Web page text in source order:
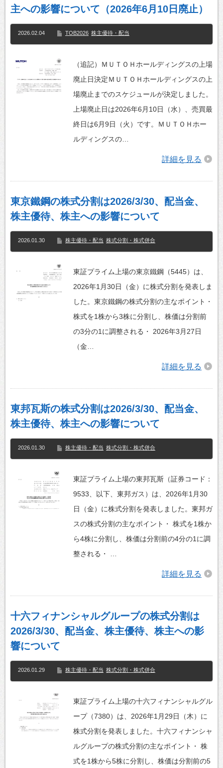
主への影響について（2026年6月10日廃止）
2026.02.04 TOB2026 株主優待・配当
（追記）ＭＵＴＯＨホールディングスの上場
廃止日決定ＭＵＴＯＨホールディングスの上
場廃止までのスケジュールが決定しました。
上場廃止日は2026年6月10日（水）、売買最
終日は6月9日（火）です。ＭＵＴＯＨホー
ルディングスの…
詳細を見る
東京鐵鋼の株式分割は2026/3/30、配当金、
株主優待、株主への影響について
2026.01.30 株主優待・配当 株式分割・株式併合
東証プライム上場の東京鐵鋼（5445）は、
2026年1月30日（金）に株式分割を発表しま
した。東京鐵鋼の株式分割の主なポイント・
株式を1株から3株に分割し、株価は分割前
の3分の1に調整される・ 2026年3月27日
（金…
詳細を見る
東邦瓦斯の株式分割は2026/3/30、配当金、
株主優待、株主への影響について
2026.01.30 株主優待・配当 株式分割・株式併合
東証プライム上場の東邦瓦斯（証券コード：
9533、以下、東邦ガス）は、2026年1月30
日（金）に株式分割を発表しました。東邦ガ
スの株式分割の主なポイント・ 株式を1株か
ら4株に分割し、株価は分割前の4分の1に調
整される・ …
詳細を見る
十六フィナンシャルグループの株式分割は
2026/3/30、配当金、株主優待、株主への影
響について
2026.01.29 株主優待・配当 株式分割・株式併合
東証プライム上場の十六フィナンシャルグル
ープ（7380）は、2026年1月29日（木）に
株式分割を発表しました。十六フィナンシャ
ルグループの株式分割の主なポイント・ 株
式を1株から5株に分割し、株価は分割前の5